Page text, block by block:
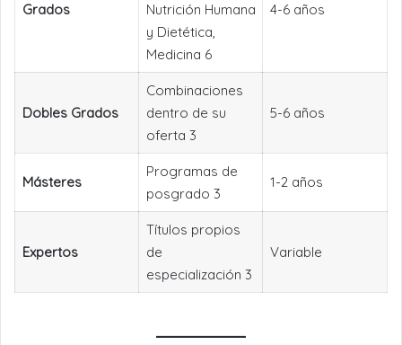
Grados
Nutrición Humana
y Dietética,
Medicina 6
4-6 años
Dobles Grados
Combinaciones
dentro de su
oferta 3
5-6 años
Másteres
Programas de
posgrado 3
1-2 años
Expertos
Títulos propios
de
especialización 3
Variable